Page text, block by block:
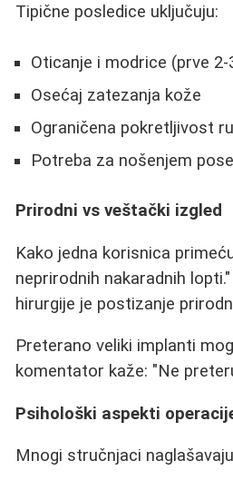
Tipične posledice uključuju:
Oticanje i modrice (prve 2-
Osećaj zatezanja kože
Ograničena pokretljivost
Potreba za nošenjem
Prirodni vs veštački izgled
Kako jedna korisnica
neprirodnih nakaradnih
hirurgije je postizanje
Preterano veliki implanti
komentator kaže: "Ne
Psihološki aspekti
Mnogi stručnjaci